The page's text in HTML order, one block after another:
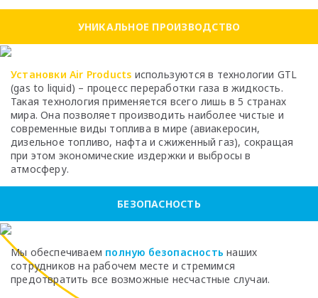
УНИКАЛЬНОЕ ПРОИЗВОДСТВО
Установки Air Products используются в технологии GTL
(gas to liquid) – процесс переработки газа в жидкость.
Такая технология применяется всего лишь в 5 странах
мира. Она позволяет производить наиболее чистые и
современные виды топлива в мире (авиакеросин,
дизельное топливо, нафта и сжиженный газ), сокращая
при этом экономические издержки и выбросы в
атмосферу.
БЕЗОПАСНОСТЬ
Мы обеспечиваем полную безопасность наших
сотрудников на рабочем месте и стремимся
предотвратить все возможные несчастные случаи.